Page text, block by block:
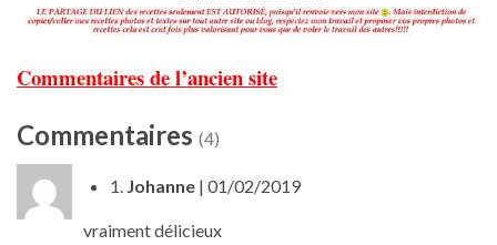
Commentaires de l’ancien site
Commentaires (4)
1. Johanne | 01/02/2019
vraiment délicieux